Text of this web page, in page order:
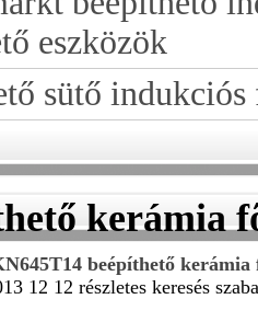
eszközök
sütő
kerámia
beépíthető kerámia
12 12 részletes keresés